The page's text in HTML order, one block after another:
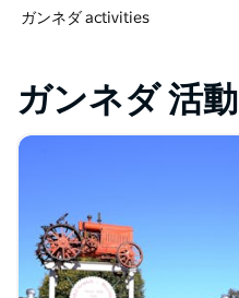
ガンネダ activities
ガンネダ 活動